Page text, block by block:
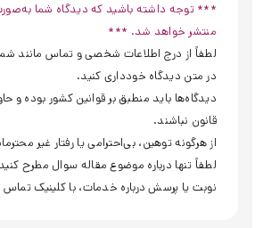
*** توجه داشته باشید که دیدگاه شما
منتشر خواهد شد. ***
لطفاً از درج اطلاعات شخصی و تماس مانند
در متن دیدگاه خودداری کنید.
دیدگاه‌ها باید منطبق بر قوانین کشور بوده و
قانون نباشند.
از هرگونه توهین، بی‌احترامی یا رفتار غیر
لطفاً تنها درباره موضوع مقاله سوال مطرح
نوبت یا پرسش درباره خدمات، با کلینیک تماس